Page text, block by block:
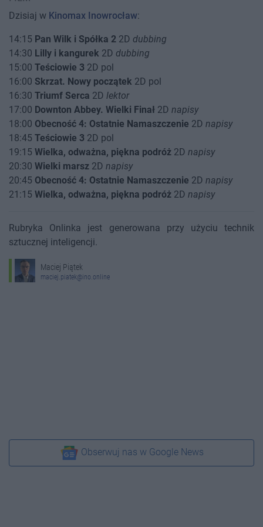
Dzisiaj w Kinomax Inowrocław:
14:15 Pan Wilk i Spółka 2 2D dubbing
14:30 Lilly i kangurek 2D dubbing
15:00 Teściowie 3 2D pol
16:00 Skrzat. Nowy początek 2D pol
16:30 Triumf Serca 2D lektor
17:00 Downton Abbey. Wielki Finał 2D napisy
18:00 Obecność 4: Ostatnie Namaszczenie 2D napisy
18:45 Teściowie 3 2D pol
19:15 Wielka, odważna, piękna podróż 2D napisy
20:30 Wielki marsz 2D napisy
20:45 Obecność 4: Ostatnie Namaszczenie 2D napisy
21:15 Wielka, odważna, piękna podróż 2D napisy
Rubryka Onlinka jest generowana przy użyciu technik
sztucznej inteligencji.
Maciej Piątek
maciej.piatek@ino.online
Obserwuj nas w Google News